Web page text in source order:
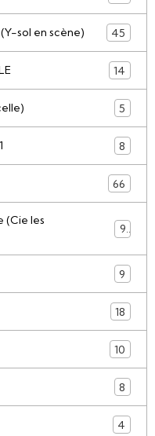
sol en scène) 45
14
5
8
66
(Cie les
9
9
18
10
8
4